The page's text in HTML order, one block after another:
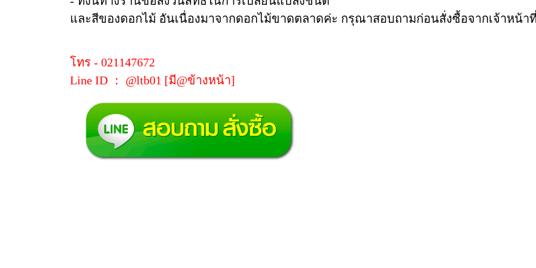
และสีของดอกไม้ อันเนื่องมาจากดอกไม้ขาดตลาดค่ะ กรุณาสอบถามก่อนสั่งซื้อจากเจ้าหน้า
โทร - 021147672
Line ID ： @ltb01 [มี@ข้างหน้า]